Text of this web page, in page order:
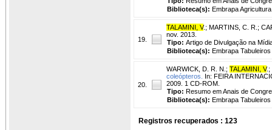
Biblioteca(s): Embrapa
19.
TALAMINI, V.; MARTINS, C. R. ;
nov. 2013.
Tipo: Artigo de Divulgação na
Biblioteca(s): Embrapa
20.
WARWICK, D. R. N. ; TALAMINI, V.;
coleópteros.
In: FEIRA
2009. 1 CD-ROM.
Tipo: Resumo em Anais de
Biblioteca(s): Embrapa
Registros recuperados : 123